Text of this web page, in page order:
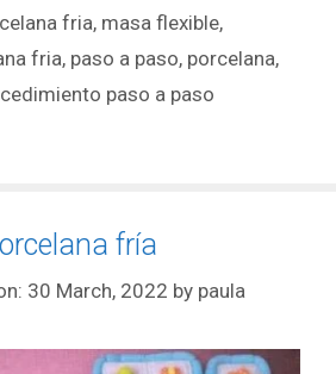
fria, masa flexible,
fria, paso a paso, porcelana,
paso a paso
fría
30 March, 2022 by paula